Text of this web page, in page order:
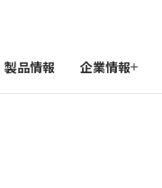
製品情報 企業情報